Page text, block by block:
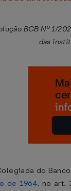
BCB Nº 1/
das
do
de 1964, no art.